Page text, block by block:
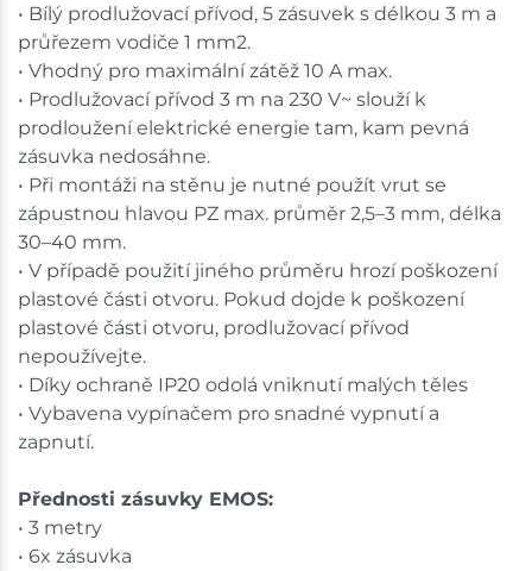
• Bílý prodlužovací přívod, 5 zásuvek s délkou 3 m a
průřezem vodiče 1 mm2.
• Vhodný pro maximální zátěž 10 A max.
• Prodlužovací přívod 3 m na 230 V~ slouží k
prodloužení elektrické energie tam, kam pevná
zásuvka nedosáhne.
• Při montáži na stěnu je nutné použít vrut se
zápustnou hlavou PZ max. průměr 2,5–3 mm, délka
30–40 mm.
• V případě použití jiného průměru hrozí poškození
plastové části otvoru. Pokud dojde k poškození
plastové části otvoru, prodlužovací přívod
nepoužívejte.
• Díky ochraně IP20 odolá vniknutí malých těles
• Vybavena vypínačem pro snadné vypnutí a
zapnutí.
Přednosti zásuvky EMOS:
• 3 metry
• 6x zásuvka